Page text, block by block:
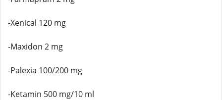
-Xenical 120 mg
-Maxidon 2 mg
-Palexia 100/200 mg
-Ketamin 500 mg/10 ml